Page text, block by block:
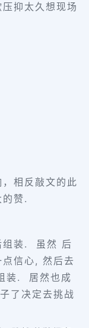
抑太久想现场
相反敲文的此
赞.
组装. 虽然 后
点信心, 然后去
装. 居然也成
了决定去挑战